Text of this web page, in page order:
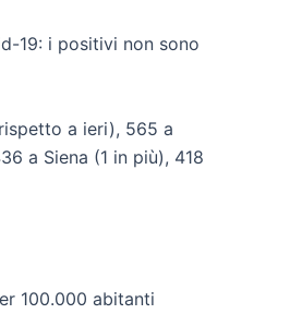
19: i positivi non sono
a ieri), 565 a
a Siena (1 in più), 418
100.000 abitanti